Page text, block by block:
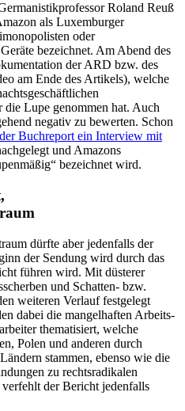
Roland Reuß
als Luxemburger
oder
bezeichnet. Am Abend des
der ARD bzw. des
am Ende des Artikels), welche
die Lupe genommen hat. Auch
negativ zu bewerten. Schon
Buchreport ein Interview mit
und Amazons
bezeichnet wird.
dürfte aber jedenfalls der
der Sendung wird durch das
führen wird. Mit düsterer
und Schatten- bzw.
weiteren Verlauf festgelegt
dabei die mangelhaften Arbeits-
thematisiert, welche
Polen und anderen durch
stammen, ebenso wie die
zu rechtsradikalen
der Bericht jedenfalls